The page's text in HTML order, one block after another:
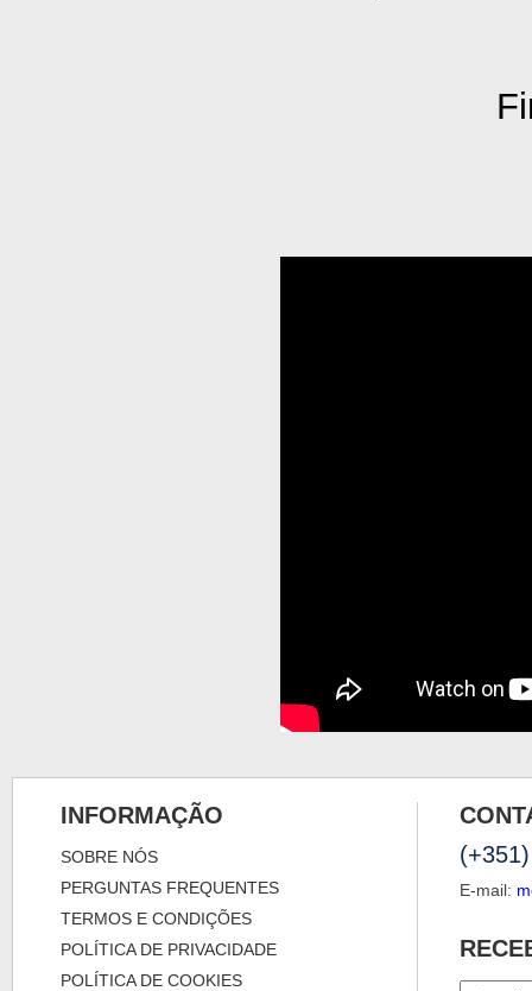
INFORMAÇÃO
SOBRE NÓS
PERGUNTAS FREQUENTES
TERMOS E CONDIÇÕES
POLÍTICA DE PRIVACIDADE
POLÍTICA DE COOKIES
E-mail: